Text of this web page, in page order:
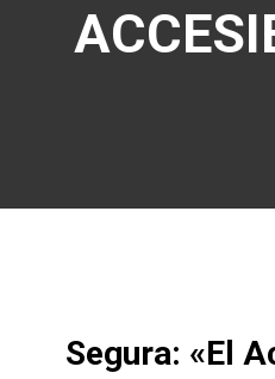
Segura: «El